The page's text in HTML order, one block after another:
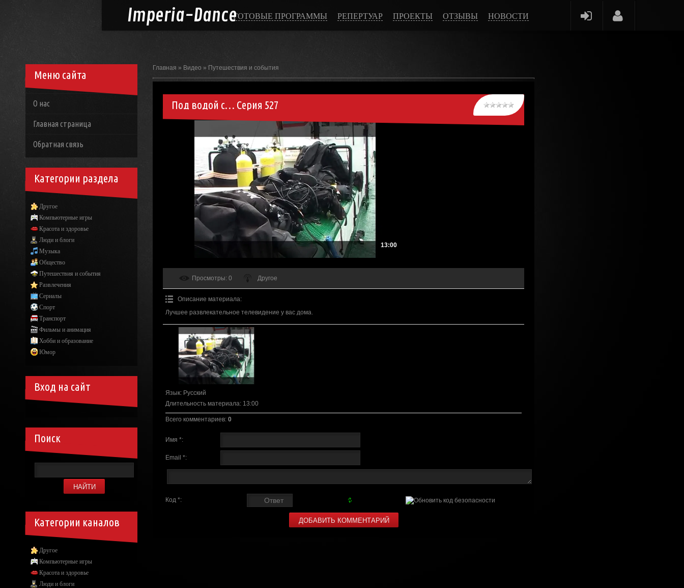
Imperia-DanceГОТОВЫЕ ПРОГРАММЫ РЕПЕРТУАР ПРОЕКТЫ ОТЗЫВЫ НОВОСТИ
Главная » Видео » Путешествия и события
Под водой с… Серия 527
13:00
Просмотры: 0 Другое
Описание материала:
Лучшее развлекательное телевидение у вас дома.
Язык: Русский
Длительность материала: 13:00
Всего комментариев: 0
Имя *:
Email *:
Код *:
Меню сайта
О нас
Главная страница
Обратная связь
Категории раздела
Другое
Компьютерные игры
Красота и здоровье
Люди и блоги
Музыка
Общество
Путешествия и события
Развлечения
Сериалы
Спорт
Транспорт
Фильмы и анимация
Хобби и образование
Юмор
Вход на сайт
Поиск
Категории каналов
Другое
Компьютерные игры
Красота и здоровье
Люди и блоги